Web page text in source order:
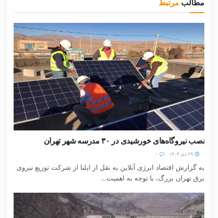
نصب نیروگاه‌های خورشیدی در ۳۰ مدرسه شهر تهران
به گزارش اقتصاد انرژی آنلاین به نقل از ایلنا از شرکت توزیع نیروی
برق تهران بزرگ، با توجه به اهمیت...